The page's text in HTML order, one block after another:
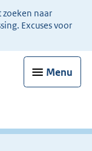
naar
Excuses voor
Menu